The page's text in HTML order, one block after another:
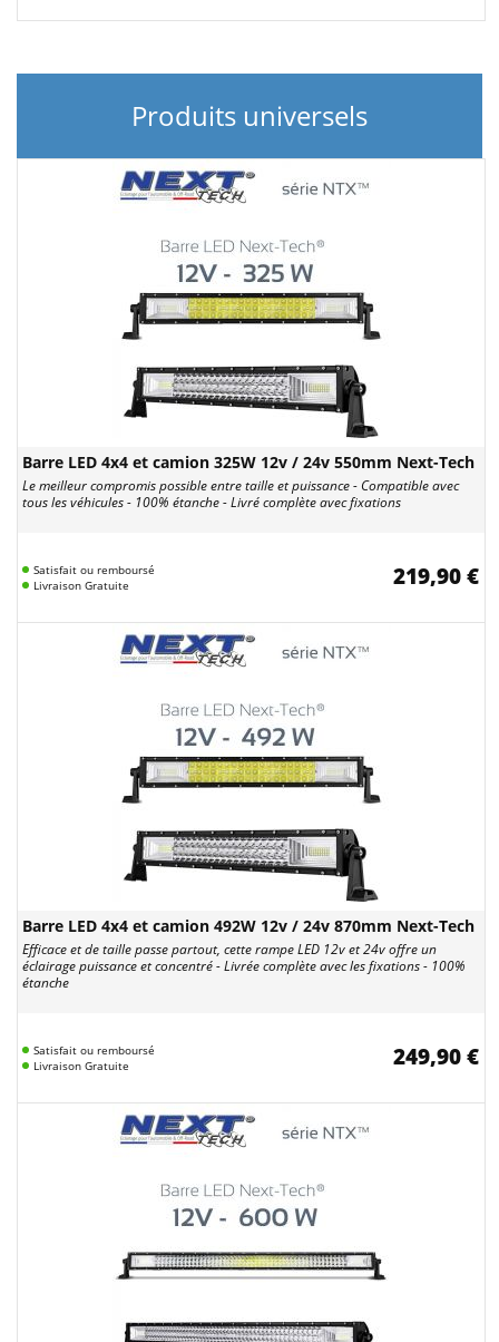
Produits universels
Barre LED 4x4 et camion 325W 12v / 24v 550mm Next-Tech
Le meilleur compromis possible entre taille et puissance - Compatible avec
tous les véhicules - 100% étanche - Livré complète avec fixations
Satisfait ou remboursé
Livraison Gratuite
219,90 €
Barre LED 4x4 et camion 492W 12v / 24v 870mm Next-Tech
Efficace et de taille passe partout, cette rampe LED 12v et 24v offre un
éclairage puissance et concentré - Livrée complète avec les fixations - 100%
étanche
Satisfait ou remboursé
Livraison Gratuite
249,90 €